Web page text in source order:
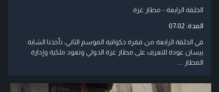
الحلقة الرابعة - مطار غزة
المدة: 07:02
في الحلقة الرابعة من فقرة حكواتية الموسم الثاني، تأخذنا الشابة
بيسان عودة للتعرف على مطار غزة الدولي وتعود ملكية وإدارة
المطار ....